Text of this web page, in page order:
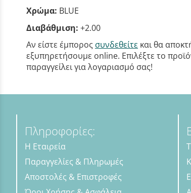
Χρώμα: BLUE
Διαβάθμιση: +2.00
Αν είστε έμπορος συνδεθείτε και θα
εξυπηρετήσουμε online. Επιλέξτε το
παραγγείλει για λογαριασμό σας!
Πληροφορίες:
Η Εταιρεία
Παραγγελίες & Πληρωμές
Αποστολές & Επιστροφές